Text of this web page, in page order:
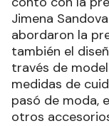
Jimena
abordaron la
también el
través de
medidas de
pasó de moda,
otros